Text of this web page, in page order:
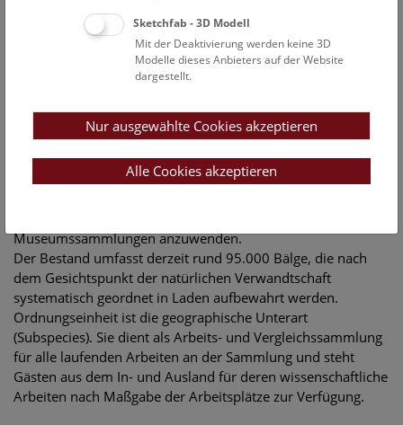
mehrere mehr oder weniger vernetzte Bereiche und umfasst
Schon seit dem frühen 19. Jahrhundert (etwa SWAINSON
1836) wurde empfohlen, anstelle der naturgetreuen
Aufstellung in Form von Stopfpräparaten die platzsparende,
Museumssammlungen anzuwenden.
Der Bestand umfasst derzeit rund 95.000 Bälge, die nach
dem Gesichtspunkt der natürlichen Verwandtschaft
systematisch geordnet in Laden aufbewahrt werden.
Ordnungseinheit ist die geographische Unterart
(Subspecies). Sie dient als Arbeits- und Vergleichssammlung
für alle laufenden Arbeiten an der Sammlung und steht
Gästen aus dem In- und Ausland für deren wissenschaftliche
Arbeiten nach Maßgabe der Arbeitsplätze zur Verfügung.
Sketchfab - 3D Modell
Mit der Deaktivierung werden keine 3D
Modelle dieses Anbieters auf der Website
dargestellt.
Nur ausgewählte Cookies akzeptieren
Alle Cookies akzeptieren